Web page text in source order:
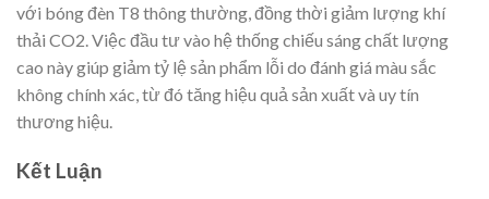
với bóng đèn T8 thông thường, đồng thời giảm lượng khí
thải CO2. Việc đầu tư vào hệ thống chiếu sáng chất lượng
cao này giúp giảm tỷ lệ sản phẩm lỗi do đánh giá màu sắc
không chính xác, từ đó tăng hiệu quả sản xuất và uy tín
thương hiệu.
Kết Luận